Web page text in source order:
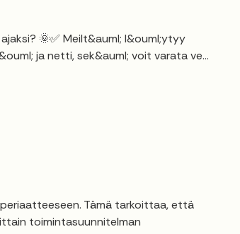
🌞✅ Meilt&auml; l&ouml;ytyy
ja netti, sek&auml; voit varata ve...
Tämä tarkoittaa, että
toimintasuunnitelman